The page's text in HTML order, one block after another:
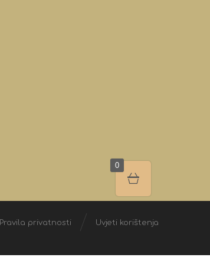
Uvjeti korištenja
Pravila privatnosti
0